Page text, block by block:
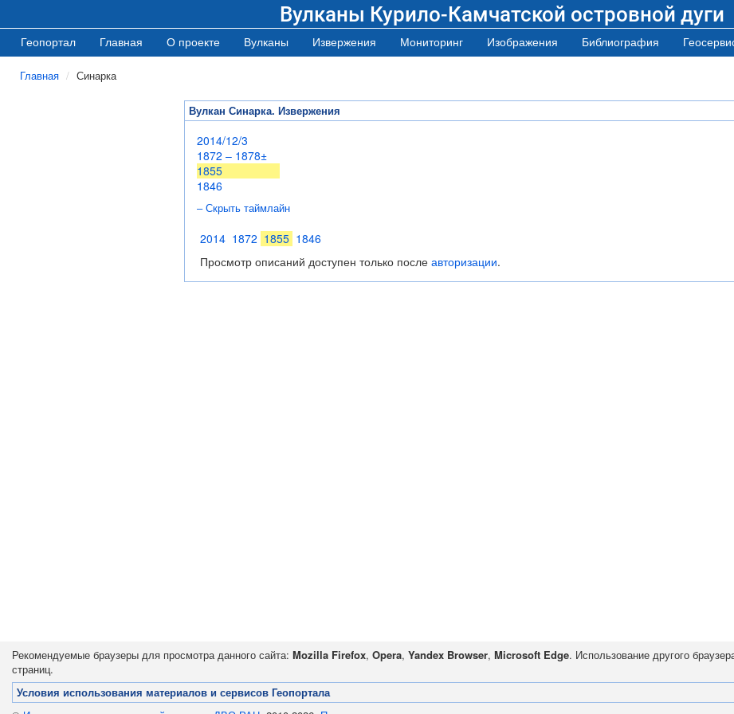
Вулканы Курило-Камчатской островной дуги
Геопортал Главная О проекте Вулканы Извержения Мониторинг Изображения Библиография
Главная Синарка
Вулкан Синарка. Извержения
2014/12/3
1872 – 1878±
1855
1846
– Скрыть таймлайн
2014 1872 1855 1846
Просмотр описаний доступен только после авторизации.
Рекомендуемые браузеры для просмотра данного сайта: Mozilla Firefox, Opera, Yandex Browser, Microsoft Edge. Использование другого
страниц.
Условия использования материалов и сервисов Геопортала